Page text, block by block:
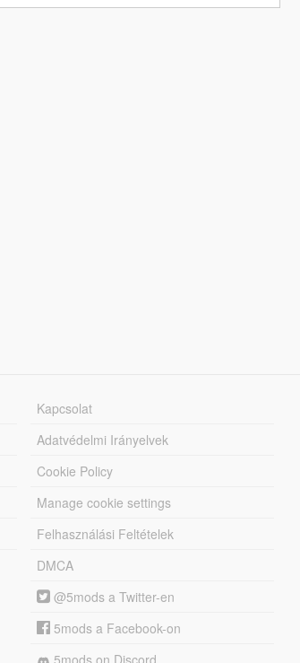
Kapcsolat
Adatvédelmi Irányelvek
Cookie Policy
Manage cookie settings
Felhasználási Feltételek
DMCA
@5mods a Twitter-en
5mods a Facebook-on
5mods on Discord